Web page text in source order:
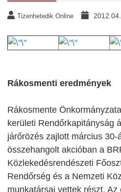
Tizenhetedik Online
Rákosmenti eredmények
Rákosmente
kerületi Rendőrkapitányság
járőrözés zajlott március 30-
összehangolt akcióban a
Közlekedésrendészeti
Rendőrség és a Nemzeti
munkatársai vettek részt.